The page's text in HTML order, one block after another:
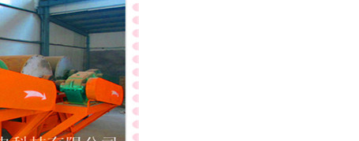
磁永磁滚筒